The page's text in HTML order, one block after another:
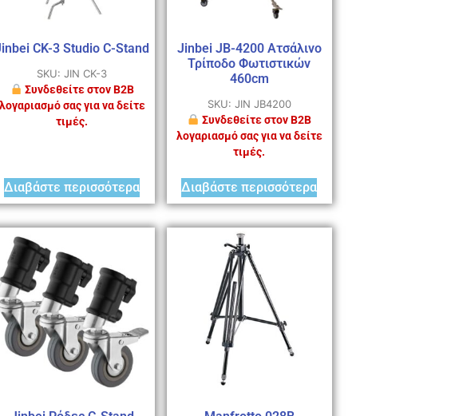
CK-3 Studio C-Stand
SKU: JIN CK-3
Συνδεθείτε στον B2B
λογαριασμό σας για να δείτε
τιμές.
Διαβάστε περισσότερα
Jinbei JB-4200 Ατσάλινο
Τρίποδο Φωτιστικών
460cm
SKU: JIN JB4200
Συνδεθείτε στον B2B
λογαριασμό σας για να δείτε
τιμές.
Διαβάστε περισσότερα